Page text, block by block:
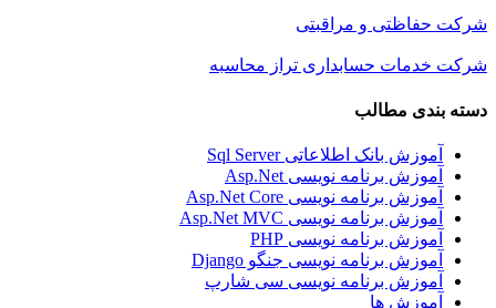
شرکت حفاظتی و مراقبتی
شرکت خدمات حسابداری تراز محاسبه
دسته بندی مطالب
آموزش بانک اطلاعاتی Sql Server
آموزش برنامه نویسی Asp.Net
آموزش برنامه نویسی Asp.Net Core
آموزش برنامه نویسی Asp.Net MVC
آموزش برنامه نویسی PHP
آموزش برنامه نویسی جنگو Django
آموزش برنامه نویسی سی شارپ
آموزش ها